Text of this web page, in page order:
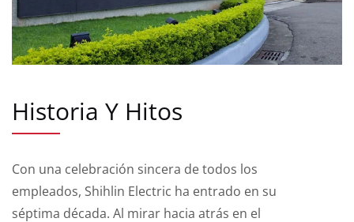
Historia Y Hitos
Con una celebración sincera de todos los
empleados, Shihlin Electric ha entrado en su
séptima década. Al mirar hacia atrás en el